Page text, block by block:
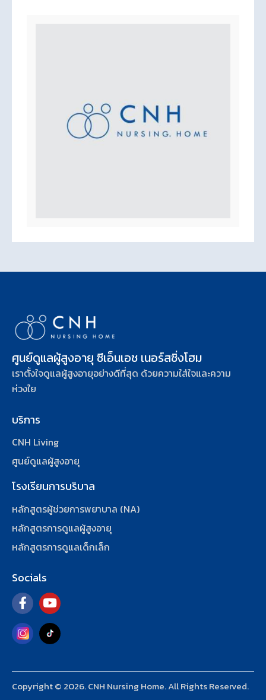
ศูนย์ดูแลผู้สูงอายุ ซีเอ็นเอช เนอร์สซิ่งโฮม
เราตั้งใจดูแลผู้สูงอายุอย่างดีที่สุด ด้วยความใส่ใจและความ
ห่วงใย
บริการ
CNH Living
ศูนย์ดูแลผู้สูงอายุ
โรงเรียนการบริบาล
หลักสูตรผู้ช่วยการพยาบาล (NA)
หลักสูตรการดูแลผู้สูงอายุ
หลักสูตรการดูแลเด็กเล็ก
Socials
Copyright © 2026. CNH Nursing Home. All Rights Reserved.